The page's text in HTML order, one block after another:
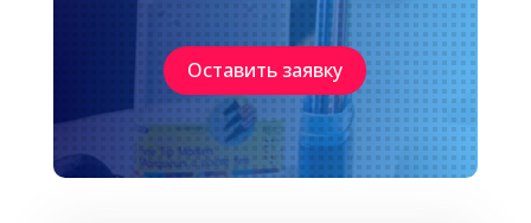
Оставить заявку